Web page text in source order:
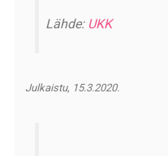
Lähde: UKK
Julkaistu, 15.3.2020.